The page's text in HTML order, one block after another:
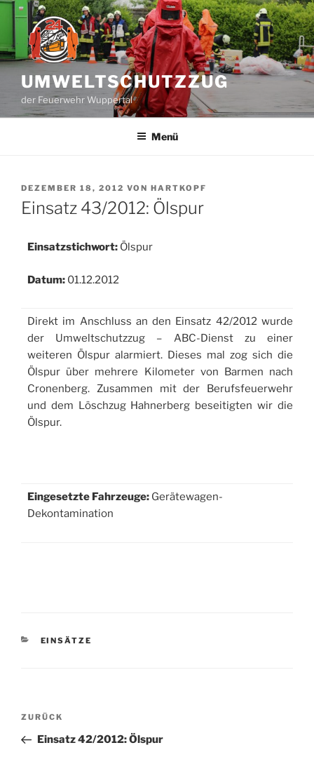
Zum
springen
UMWELTSCHUTZZUG
der Feuerwehr Wuppertal
Menü
VERÖFFENTLICHT
AM
DEZEMBER 18, 2012 VON HARTKOPF
Einsatz 43/2012: Ölspur
Einsatzstichwort: Ölspur
Datum: 01.12.2012
Direkt im Anschluss an den Einsatz 42/2012 wurde
der Umweltschutzzug – ABC-Dienst zu einer
weiteren Ölspur alarmiert. Dieses mal zog sich die
Ölspur über mehrere Kilometer von Barmen nach
Cronenberg. Zusammen mit der Berufsfeuerwehr
und dem Löschzug Hahnerberg beseitigten wir die
Ölspur.
Eingesetzte Fahrzeuge: Gerätewagen-
Dekontamination
KATEGORIEN
EINSÄTZE
Beitragsnavigation
Vorheriger
Beitrag
ZURÜCK
Einsatz 42/2012: Ölspur